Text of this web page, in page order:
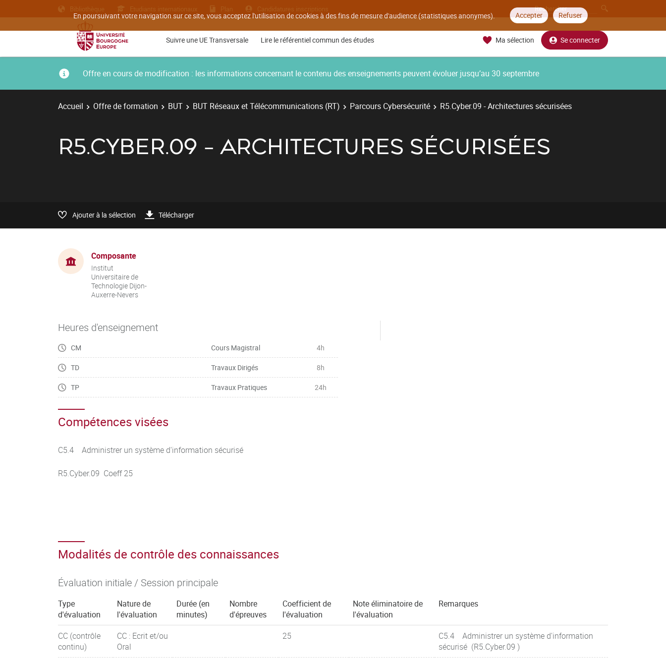
En poursuivant votre navigation sur ce site, vous acceptez l'utilisation de cookies à des fins de mesure d'audience (statistiques anonymes). Accepter Refuser
Bibliothèque Etudiants internationaux Plan Candidatures inscriptions
Suivre une UE Transversale Lire le référentiel commun des études Ma sélection Se connecter
Offre en cours de modification : les informations concernant le contenu des enseignements peuvent évoluer jusqu’au 30 septembre
Accueil Offre de formation BUT BUT Réseaux et Télécommunications (RT) Parcours Cybersécurité R5.Cyber.09 - Architectures sécurisées
R5.CYBER.09 - ARCHITECTURES SÉCURISÉES
Ajouter à la sélection Télécharger
Composante
Institut
Universitaire de
Technologie Dijon-
Auxerre-Nevers
Heures d'enseignement
CM Cours Magistral 4h
TD Travaux Dirigés 8h
TP Travaux Pratiques 24h
Compétences visées
C5.4 Administrer un système d'information sécurisé
R5.Cyber.09 Coeff 25
Modalités de contrôle des connaissances
Évaluation initiale / Session principale
Type
d'évaluation
Nature de
l'évaluation
Durée (en
minutes)
Nombre
d'épreuves
Coefficient de
l'évaluation
Note éliminatoire de
l'évaluation
Remarques
CC (contrôle
continu)
CC : Ecrit et/ou
Oral
25
C5.4 Administrer un système d'information
sécurisé (R5.Cyber.09 )